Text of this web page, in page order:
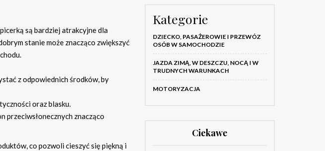
są bardziej atrakcyjne dla
stanie może znacząco zwiększyć
z odpowiednich środków, by
oraz blasku.
przeciwsłonecznych znacząco
co pozwoli cieszyć się piękną i
Kategorie
DZIECKO, PASAŻEROWIE I PRZEWÓZ
OSÓB W SAMOCHODZIE
JAZDA ZIMĄ, W DESZCZU, NOCĄ I W
TRUDNYCH WARUNKACH
MOTORYZACJA
Ciekawe